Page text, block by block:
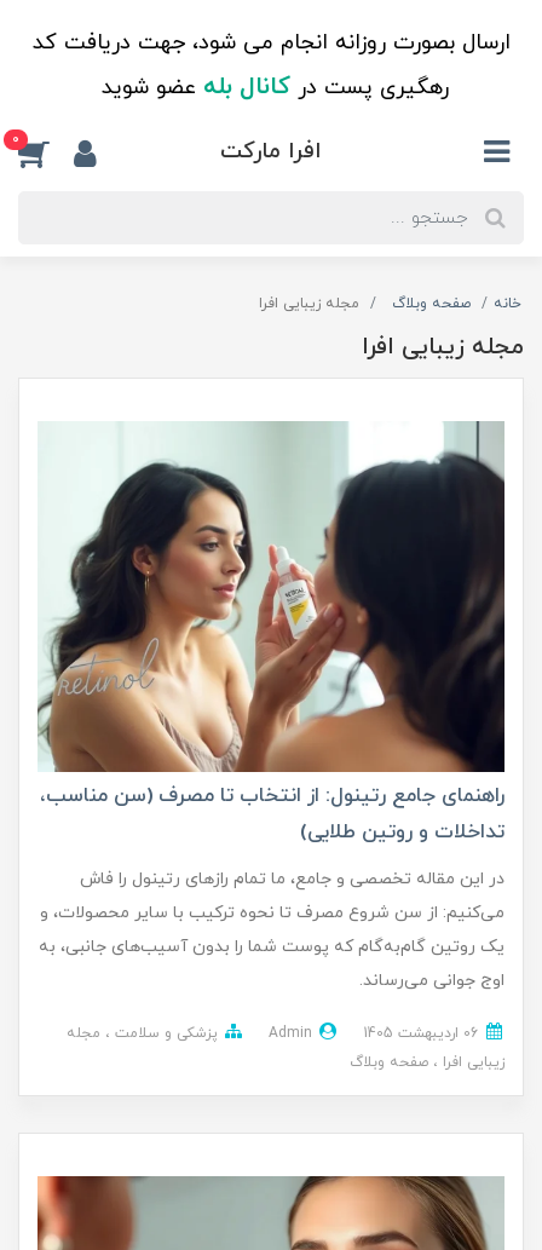
ارسال بصورت روزانه انجام می شود، جهت دریافت کد
رهگیری پست درکانال بله عضو شوید
افرا مارکت 0
خانه صفحه وبلاگ مجله زیبایی افرا
مجله زیبایی افرا
راهنمای جامع رتینول: از انتخاب تا مصرف (سن مناسب،
تداخلات و روتین طلایی)
در این مقاله تخصصی و جامع، ما تمام رازهای رتینول را فاش
می‌کنیم: از سن شروع مصرف تا نحوه ترکیب با سایر محصولات، و
یک روتین گام‌به‌گام که پوست شما را بدون آسیب‌های جانبی، به
اوج جوانی می‌رساند.
Admin پزشکی و سلامت
مجله
زیبایی افرا
صفحه وبلاگ